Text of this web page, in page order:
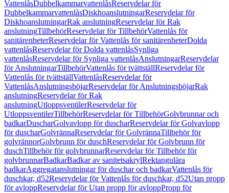
VattenlåsDubbelkammarvattenlåsReservdelar för
DubbelkammarvattenlåsDiskhoanslutningarReservdelar för
DiskhoanslutningarRak anslutningReservdelar för Rak
anslutningTillbehörReservdelar för TillbehörVattenlås för
sanitärenheterReservdelar för Vattenlås för sanitärenheterDolda
vattenlåsReservdelar för Dolda vattenlåsSynliga
vattenlåsReservdelar för Synliga vattenlåsAnslutningarReservdelar
för AnslutningarTillbehörVattenlås för tvättställReservdelar för
Vattenlås för tvättställVattenlåsReservdelar för
VattenlåsAnslutningsböjarReservdelar för AnslutningsböjarRak
anslutningReservdelar för Rak
anslutningUtloppsventilerReservdelar för
UtloppsventilerTillbehörReservdelar för TillbehörGolvbrunnar och
badkarDuscharGolvavlopp för duscharReservdelar för Golvavlopp
för duscharGolvrännaReservdelar för GolvrännaTillbehör för
golvrännorGolvbrunn för duschReservdelar för Golvbrunn för
duschTillbehör för golvbrunnarReservdelar för Tillbehör för
golvbrunnarBadkarBadkar av sanitetsakrylRektangulära
badkarAggregatanslutningar för duschar och badkarVattenlås för
duschkar, d52Reservdelar för Vattenlås för duschkar, d52Utan propp
för avloppReservdelar för Utan propp för avloppPropp för